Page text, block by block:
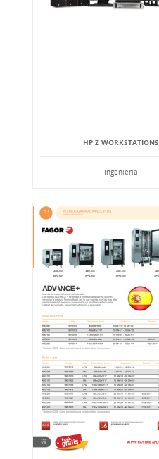
HP Z WORKSTATIONS
Ingeniería